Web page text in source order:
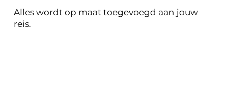
Alles wordt op maat toegevoegd aan jouw
reis.